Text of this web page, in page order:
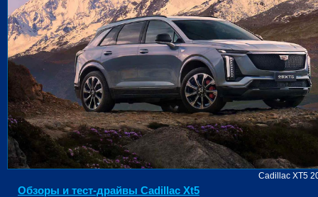
Cadillac XT5
Обзоры и тест-драйвы Cadillac Xt5